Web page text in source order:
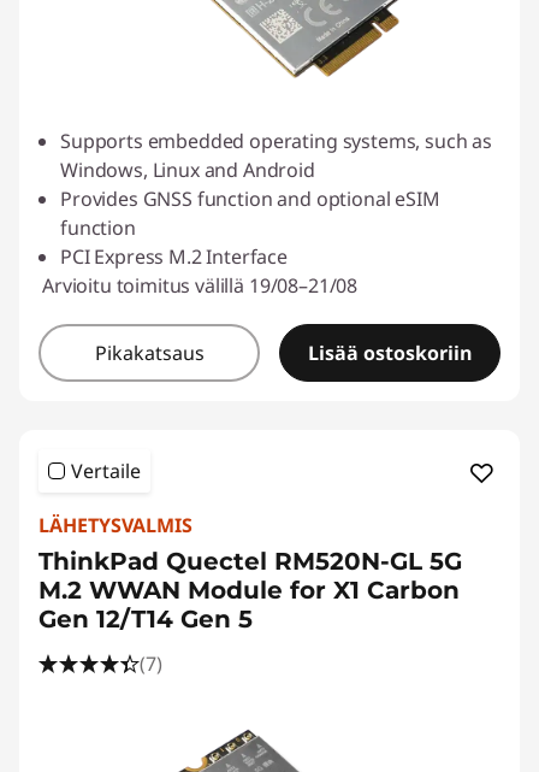
Supports embedded operating systems, such as
Windows, Linux and Android
Provides GNSS function and optional eSIM
function
PCI Express M.2 Interface
Arvioitu toimitus välillä 19/08–21/08
Pikakatsaus Lisää ostoskoriin
Vertaile
LÄHETYSVALMIS
ThinkPad Quectel RM520N-GL 5G
M.2 WWAN Module for X1 Carbon
Gen 12/T14 Gen 5
(7)